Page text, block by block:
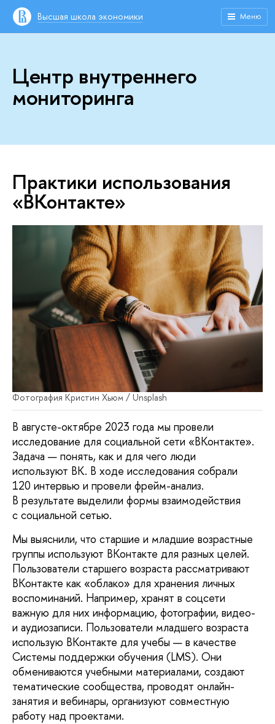
Высшая школа экономики Меню
Центр внутреннего
мониторинга
Практики использования
«ВКонтакте»
Фотография Кристин Хьюм / Unsplash
В августе-октябре 2023 года мы провели
исследование для социальной сети «ВКонтакте».
Задача — понять, как и для чего люди
используют ВК. В ходе исследования собрали
120 интервью и провели фрейм-анализ.
В результате выделили формы взаимодействия
с социальной сетью.
Мы выяснили, что старшие и младшие возрастные
группы используют ВКонтакте для разных целей.
Пользователи старшего возраста рассматривают
ВКонтакте как «облако» для хранения личных
воспоминаний. Например, хранят в соцсети
важную для них информацию, фотографии, видео-
и аудиозаписи. Пользователи младшего возраста
использую ВКонтакте для учебы — в качестве
Системы поддержки обучения (LMS). Они
обмениваются учебными материалами, создают
тематические сообщества, проводят онлайн-
занятия и вебинары, организуют совместную
работу над проектами.